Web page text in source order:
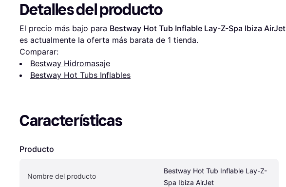
Detalles del producto
El precio más bajo para Bestway Hot Tub Inflable Lay-Z-Spa Ibiza AirJet
es actualmente la oferta más barata de 1 tienda.
Comparar:
Bestway Hidromasaje
Bestway Hot Tubs Inflables
Características
Producto
Nombre del producto
Bestway Hot Tub Inflable Lay-Z-
Spa Ibiza AirJet